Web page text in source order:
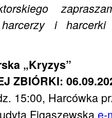
i
„Kryzys”
ZBIÓRKI:
15:00, Harcówka
Figaszewska e-